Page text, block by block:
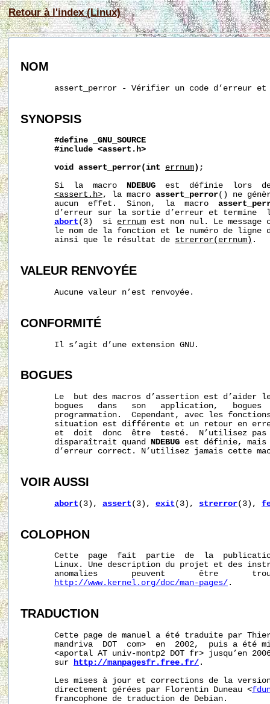
Retour à l'index (Linux)
NOM
assert_perror - Vérifier un code d’erreur
SYNOPSIS
#define
_GNU_SOURCE
#include <assert.h>
void assert_perror(int errnum );
       Si  la  macro
NDEBUG
est  définie  lors
<assert.h>, la macro assert_perror() ne
       aucun  effet.  Sinon,  la  macro
d’erreur sur la sortie d’erreur et termine
abort (3)  si errnum est non nul. Le
le nom de la fonction et le numéro de ligne
       ainsi que le résultat de
strerror(errnum) .
VALEUR RENVOYÉE
       Aucune valeur n’est renvoyée.
CONFORMITÉ
       Il s’agit d’une extension GNU.
BOGUES
Le  but des macros d’assertion est d’aider
bogues   dans   son   application,   bogues
programmation.  Cependant, avec les
situation est différente et un retour en
et  doit  donc  être  testé.  N’utilisez
       disparaîtrait quand
NDEBUG est définie, mais
d’erreur correct. N’utilisez jamais cette
VOIR AUSSI
abort (3), assert (3), exit (3), strerror(3),
COLOPHON
Cette  page  fait  partie  de  la
Linux. Une description du projet et des
anomalies       peuvent       être
http://www.kernel.org/doc/man-pages/ .
TRADUCTION
Cette page de manuel a été traduite par
mandriva  DOT  com>  en  2002,  puis a été
<aportal AT univ-montp2 DOT fr> jusqu’en
       sur
http://manpagesfr.free.fr/ .
Les mises à jour et corrections de la
       directement gérées par Florentin Duneau <
       francophone de traduction de Debian.